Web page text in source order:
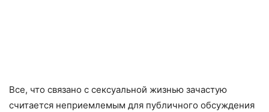
Все, что связано с сексуальной жизнью зачастую
считается неприемлемым для публичного обсуждения